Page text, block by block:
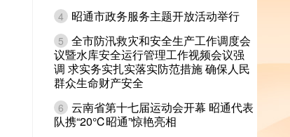
4 昭通市政务服务主题开放活动举行
5 全市防汛救灾和安全生产工作调度会
议暨水库安全运行管理工作视频会议强
调 求实务实扎实落实防范措施 确保人民
群众生命财产安全
6 云南省第十七届运动会开幕 昭通代表
队携“20℃昭通”惊艳亮相